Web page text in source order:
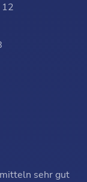
sehr gut